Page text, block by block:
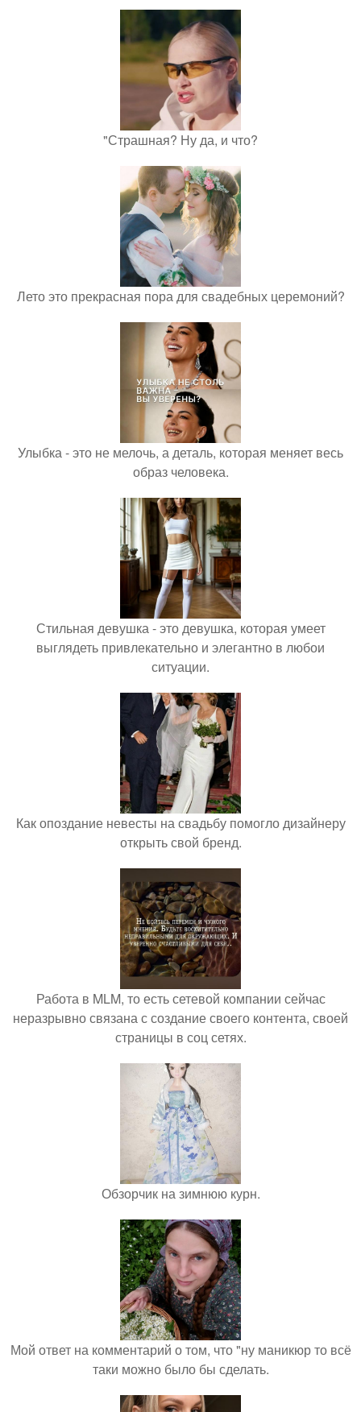
"Страшная? Ну да, и что?
Лето это прекрасная пора для свадебных церемоний?
Улыбка - это не мелочь, а деталь, которая меняет весь
образ человека.
Стильная девушка - это девушка, которая умеет
выглядеть привлекательно и элегантно в любои
ситуации.
Как опоздание невесты на свадьбу помогло дизайнеру
открыть свой бренд.
Работа в MLM, то есть сетевой компании сейчас
неразрывно связана с создание своего контента, своей
страницы в соц сетях.
Обзорчик на зимнюю курн.
Мой ответ на комментарий о том, что "ну маникюр то всё
таки можно было бы сделать.